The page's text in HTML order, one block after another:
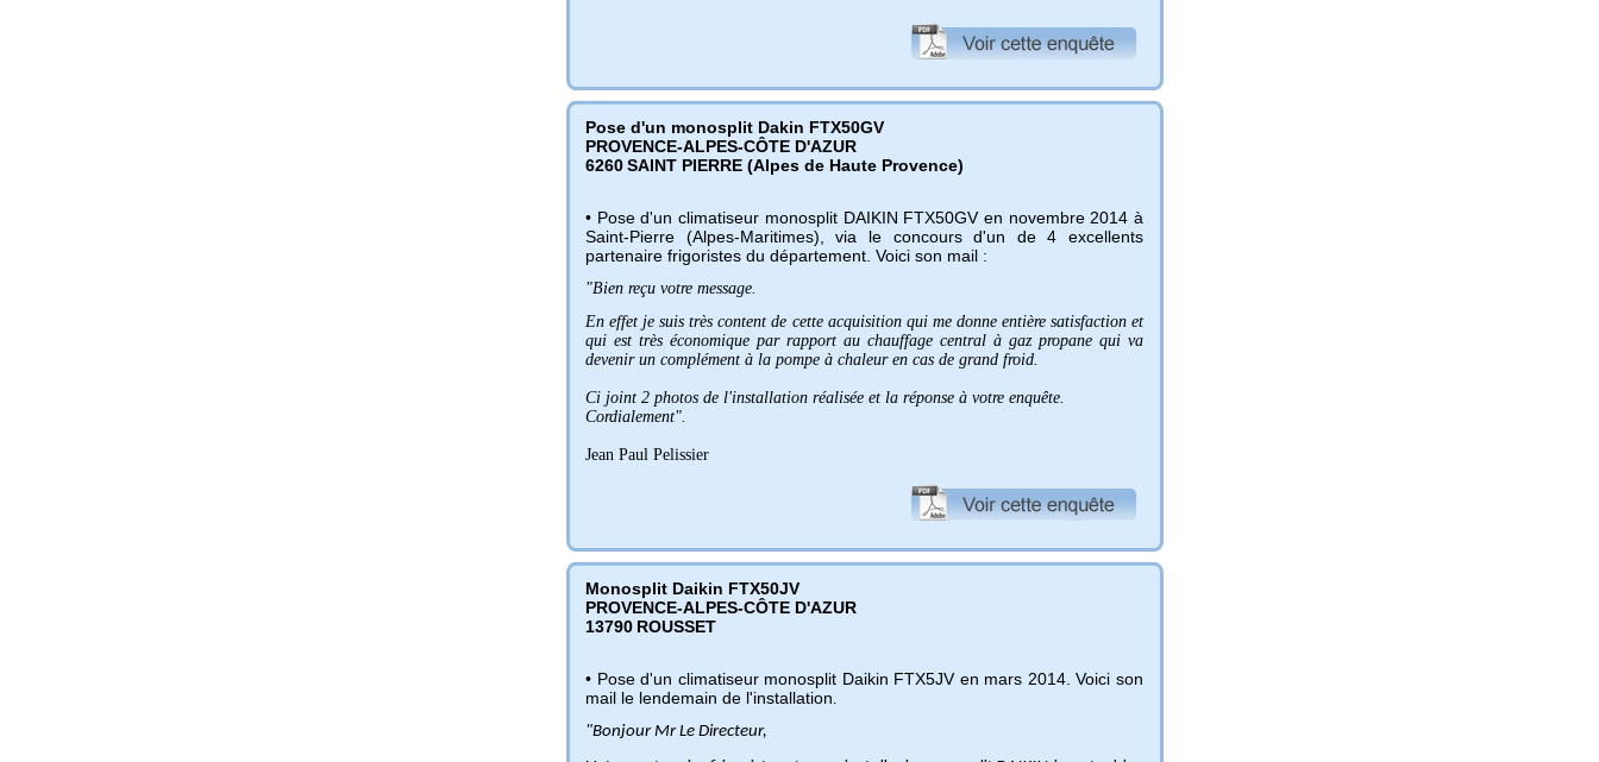
Pose d'un monosplit Dakin FTX50GV
PROVENCE-ALPES-CÔTE D'AZUR
6260SAINT PIERRE (Alpes de Haute Provence)
• Pose d'un climatiseur monosplit DAIKIN FTX50GV en novembre 2014 à
Saint-Pierre (Alpes-Maritimes), via le concours d'un de 4 excellents
partenaire frigoristes du département. Voici son mail :
"Bien reçu votre message.
En effet je suis très content de cette acquisition qui me donne entière satisfaction et
qui est très économique par rapport au chauffage central à gaz propane qui va
devenir un complément à la pompe à chaleur en cas de grand froid.
Ci joint 2 photos de l'installation réalisée et la réponse à votre enquête.
Cordialement".
Jean Paul Pelissier
Monosplit Daikin FTX50JV
PROVENCE-ALPES-CÔTE D'AZUR
13790 ROUSSET
• Pose d'un climatiseur monosplit Daikin FTX5JV en mars 2014. Voici son
mail le lendemain de l'installation.
"Bonjour Mr Le Directeur,